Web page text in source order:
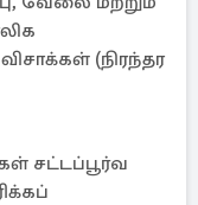
(நிரந்தர
சட்டப்பூர்வ